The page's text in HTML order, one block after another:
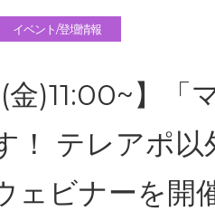
イベント/登壇情報
(金)11:00~】
！ テレアポ以
ェビナーを開